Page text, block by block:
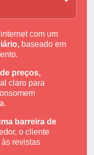
com um
baseado em
preços,
claro para
barreira de
o cliente
revistas